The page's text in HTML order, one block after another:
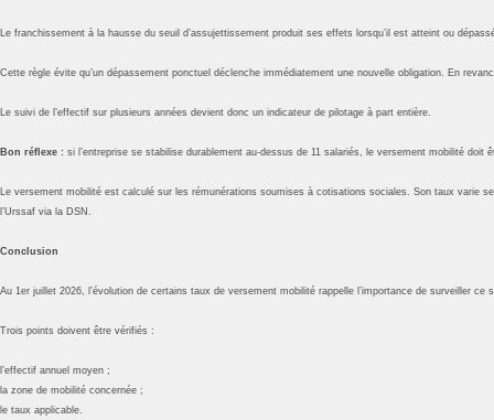
Le franchissement à la hausse du seuil d’assujettissement produit ses effets lorsqu’il est atteint ou
Cette règle évite qu’un dépassement ponctuel déclenche immédiatement une nouvelle obligation. En
Le suivi de l’effectif sur plusieurs années devient donc un indicateur de pilotage à part entière.
Bon réflexe : si l’entreprise se stabilise durablement au-dessus de 11 salariés, le versement mobilité
Le versement mobilité est calculé sur les rémunérations soumises à cotisations sociales. Son taux varie
l’Urssaf via la DSN.
Conclusion
Au 1er juillet 2026, l’évolution de certains taux de versement mobilité rappelle l’importance de surveiller ce
Trois points doivent être vérifiés :
l’effectif annuel moyen ;
la zone de mobilité concernée ;
le taux applicable.